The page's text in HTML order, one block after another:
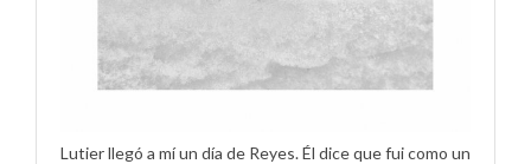
Lutier llegó a mí un día de Reyes. Él dice que fui como un